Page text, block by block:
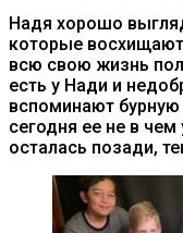
Надя хорошо
которые
всю свою жизнь
есть у Нади и
вспоминают
сегодня ее не в
осталась позади,